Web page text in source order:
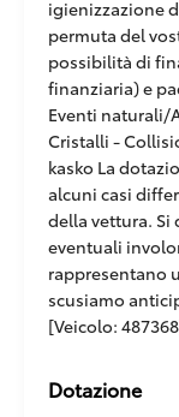
igienizzazione
permuta del
possibilità di
finanziaria) e
Eventi naturali/
Cristalli -
kasko La
alcuni casi
della vettura.
eventuali
rappresentano
scusiamo
[Veicolo:
Dotazione